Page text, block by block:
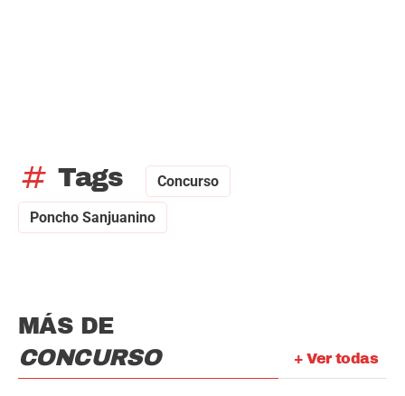
tag Tags Concurso
Poncho Sanjuanino
+ Ver todas
MÁS DE
CONCURSO